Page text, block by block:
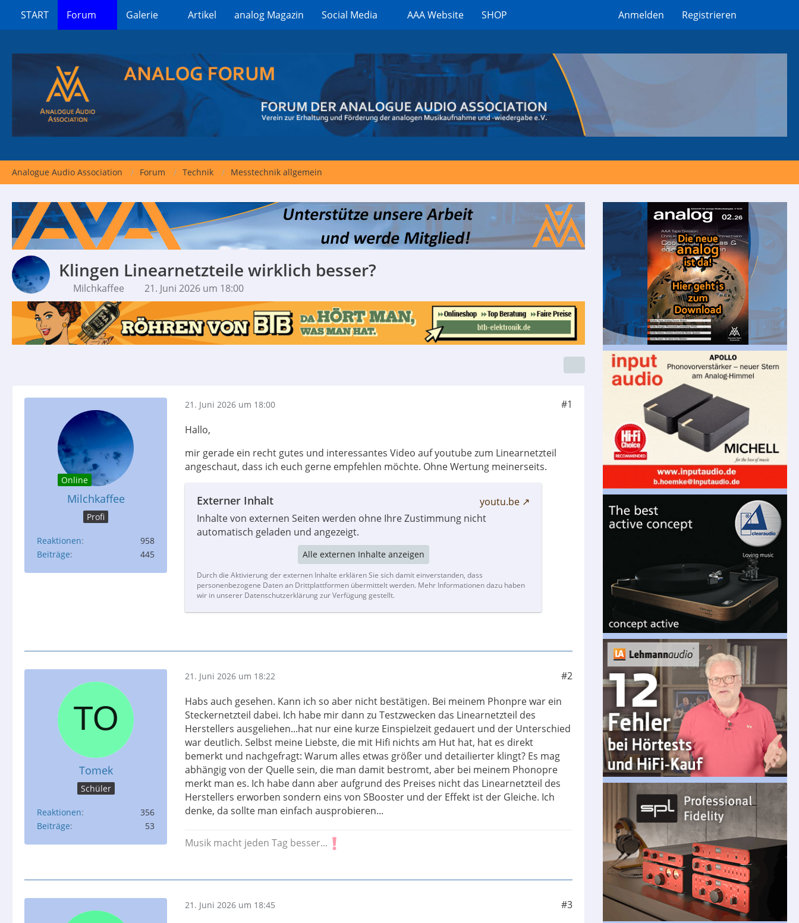
START Forum Galerie Artikel analog Magazin Social Media AAA Website SHOP Anmelden Registrieren
Analogue Audio Association Forum Technik Messtechnik allgemein
Klingen Linearnetzteile wirklich besser?
Milchkaffee 21. Juni 2026 um 18:00
Online
Milchkaffee
Profi
Reaktionen
958
Beiträge
445
21. Juni 2026 um 18:00
#1
Hallo,
mir gerade ein recht gutes und interessantes Video auf youtube zum Linearnetzteil
angeschaut, dass ich euch gerne empfehlen möchte. Ohne Wertung meinerseits.
Externer Inhalt
youtu.be
Inhalte von externen Seiten werden ohne Ihre Zustimmung nicht
automatisch geladen und angezeigt.
Alle externen Inhalte anzeigen
Durch die Aktivierung der externen Inhalte erklären Sie sich damit einverstanden, dass
personenbezogene Daten an Drittplattformen übermittelt werden. Mehr Informationen dazu haben
wir in unserer Datenschutzerklärung zur Verfügung gestellt.
Tomek
Schüler
Reaktionen
356
Beiträge
53
21. Juni 2026 um 18:22
#2
Habs auch gesehen. Kann ich so aber nicht bestätigen. Bei meinem Phonpre war ein
Steckernetzteil dabei. Ich habe mir dann zu Testzwecken das Linearnetzteil des
Herstellers ausgeliehen...hat nur eine kurze Einspielzeit gedauert und der Unterschied
war deutlich. Selbst meine Liebste, die mit Hifi nichts am Hut hat, hat es direkt
bemerkt und nachgefragt: Warum alles etwas größer und detailierter klingt? Es mag
abhängig von der Quelle sein, die man damit bestromt, aber bei meinem Phonopre
merkt man es. Ich habe dann aber aufgrund des Preises nicht das Linearnetzteil des
Herstellers erworben sondern eins von SBooster und der Effekt ist der Gleiche. Ich
denke, da sollte man einfach ausprobieren...
Musik macht jeden Tag besser...
21. Juni 2026 um 18:45
#3